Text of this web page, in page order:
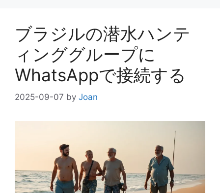
ブラジルの潜水ハンテ
ィンググループに
WhatsAppで接続する
2025-09-07 by Joan